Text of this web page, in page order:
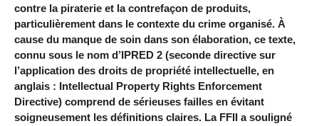
contre la piraterie et la contrefaçon de produits,
particulièrement dans le contexte du crime organisé. À
cause du manque de soin dans son élaboration, ce texte,
connu sous le nom d’IPRED 2 (seconde directive sur
l’application des droits de propriété intellectuelle, en
anglais : Intellectual Property Rights Enforcement
Directive) comprend de sérieuses failles en évitant
soigneusement les définitions claires. La FFII a souligné